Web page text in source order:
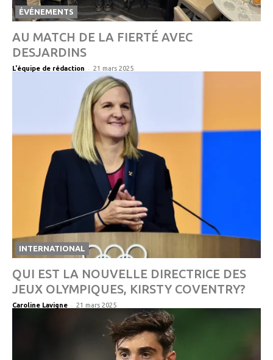
ÉVÉNEMENTS
AU MATCH DE LA FIERTÉ AVEC
DESJARDINS
L'équipe de rédaction - 21 mars 2025
INTERNATIONAL
QUI EST LA NOUVELLE DIRECTRICE DES
JEUX OLYMPIQUES, KIRSTY COVENTRY?
Caroline Lavigne - 21 mars 2025